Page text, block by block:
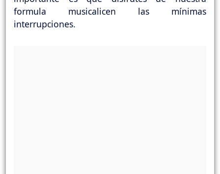
formula musicalicen las mínimas
interrupciones.